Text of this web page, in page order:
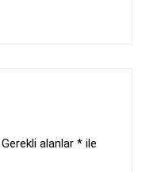
Gerekli alanlar * ile